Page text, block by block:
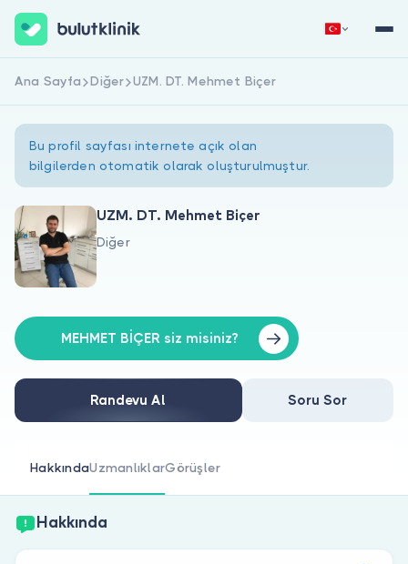
Hakkımızda
Doktorlar için
Doktor musunuz?
Hemen Kaydol Giriş Yap
Ana Sayfa Diğer UZM. DT. Mehmet Biçer
Bu profil sayfası internete açık olan
bilgilerden otomatik olarak oluşturulmuştur.
UZM. DT. Mehmet Biçer
Diğer
MEHMET BİÇER siz misiniz?
Randevu Al Soru Sor
HakkındaUzmanlıklarGörüşler
Hakkında